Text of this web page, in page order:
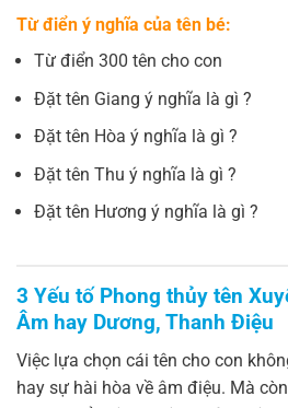
Từ điển ý nghĩa của tên bé:
Từ điển 300 tên cho con
Đặt tên Giang ý nghĩa là gì ?
Đặt tên Hòa ý nghĩa là gì ?
Đặt tên Thu ý nghĩa là gì ?
Đặt tên Hương ý nghĩa là gì ?
3 Yếu tố Phong thủy tên
Âm hay Dương, Thanh Điệu
Việc lựa chọn cái tên cho con
hay sự hài hòa về âm điệu. Mà